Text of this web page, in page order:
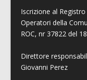
Iscrizione al
Operatori della
ROC, nr 37822 del
Direttore
Giovanni Perez